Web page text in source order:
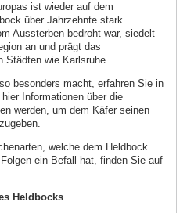
ist wieder auf dem
über Jahrzehnte stark
Aussterben bedroht war, siedelt
an und prägt das
Städten wie Karlsruhe.
besonders macht, erfahren Sie in
Informationen über die
werden, um dem Käfer seinen
welche dem Heldbock
ein Befall hat, finden Sie auf
Heldbocks